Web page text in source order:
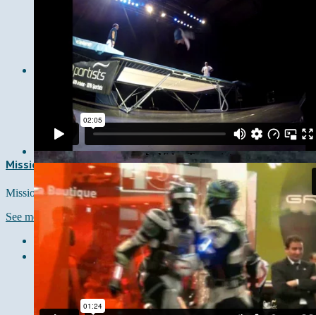
Mission Dunk
Mission Dunk
See more →